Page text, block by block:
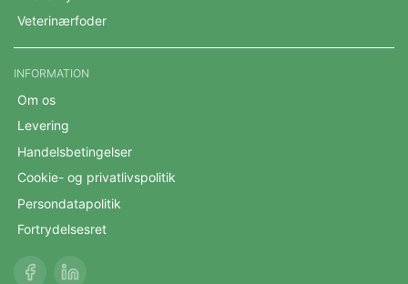
Veterinærfoder
INFORMATION
Om os
Levering
Handelsbetingelser
Cookie- og privatlivspolitik
Persondatapolitik
Fortrydelsesret